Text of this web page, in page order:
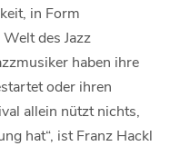
in Form
des Jazz
haben ihre
oder ihren
allein nützt nichts,
hat“, ist Franz Hackl